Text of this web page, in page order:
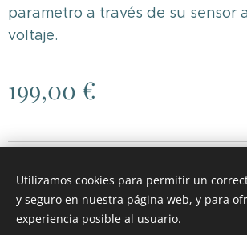
parametro a través de su sensor
voltaje.
199,00 €
Cookies
Utilizamos cookies para permitir un
y seguro en nuestra página web, y para
experiencia posible al usuario.